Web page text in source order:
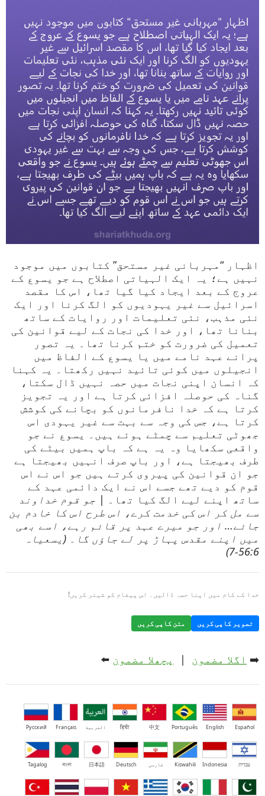
اظہار “مہربانی غیر مستحق” کتابوں میں موجود
نہیں ہے؛ یہ ایک الہیاتی اصطلاح ہے جو یسوع کے
عروج کے بعد ایجاد کیا گیا تھا، اس کا مقصد
اسرائیل سے غیر یہودیوں کو الگ کرنا اور ایک
نئی مذہب، نئی تعلیمات اور روایات کے ساتھ
بنانا تھا، اور خدا کی نجات کے لیے قوانین کی
تعمیل کی ضرورت کو ختم کرنا تھا۔ یہ تصور
پرانے عہد نامے میں یا یسوع کے الفاظ میں
انجیلوں میں کوئی تائید نہیں رکھتا۔ یہ کہنا
کہ انسان اپنی نجات میں حصہ نہیں ڈال سکتا،
گناہ کی حوصلہ افزائی کرتا ہے اور یہ تجویز
کرتا ہے کہ خدا نافرمانوں کو بچانے کی کوشش
کرتا ہے، جس کی وجہ سے بہت سے غیر یہودی اس
جھوٹی تعلیم سے چمٹے ہوئے ہیں۔ یسوع نے جو
واقعی سکھایا وہ یہ ہے کہ باپ ہمیں بیٹے کی
طرف بھیجتا ہے، اور باپ صرف انہیں بھیجتا ہے
جو ان قوانین کی پیروی کرتے ہیں جو اس نے اس
قوم کو دیے تھے جسے اس نے ایک دائمی عہد کے
ساتھ اپنے لیے الگ کیا تھا۔ | جو قوم خداوند
سے مل کر اس کی خدمت کرے، اس طرح اس کا خادم بن
جائے… اور جو میرے عہد پر قائم رہے، اسے بھی
میں اپنے مقدس پہاڑ پر لے جاؤں گا۔ (یسعیاہ
56:6-7)
خدا کے کام میں اپنا حصہ ڈالیں۔ اس پیغام کو شیئر کریں!
تصویر کاپی کریں متن کاپی کریں
➡️ اگلا مضمون | پچھلا مضمون ⬅️
Español
English
Português
中文
हिंदी العربية Français
Русский
עברית Indonesia
Kiswahili فارسی Deutsch
日本語
বাংলা
Tagalog